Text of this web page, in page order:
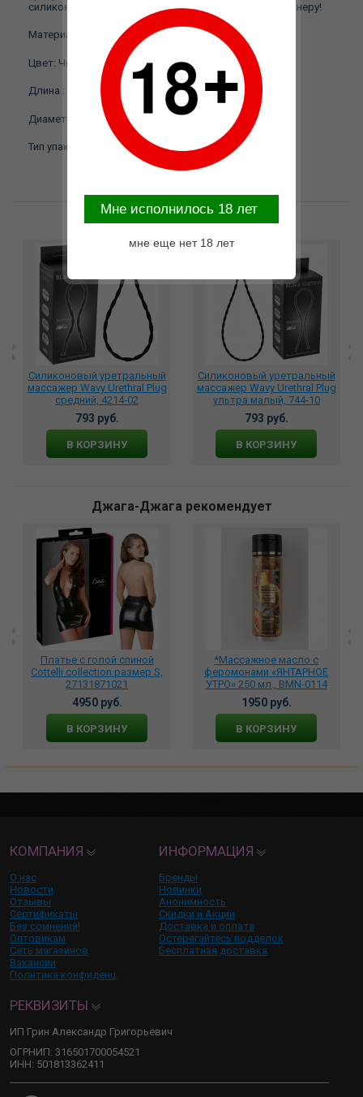
силикона доставит удовольствие вам и вашему партнеру!
Материал: Силикон
Цвет: Черный
Длина : 30 см.
Диаметр: 1 см.
Тип упаковки: Блистер
Возможные варианты замены
Силиконовый уретральный
массажер Wavy Urethral Plug
средний, 4214-02
793 руб.
В КОРЗИНУ
Силиконовый уретральный
массажер Wavy Urethral Plug
ультра малый, 744-10
793 руб.
В КОРЗИНУ
Джага-Джага рекомендует
Платье с голой спиной
Сottelli collection размер S,
27131871021
4950 руб.
В КОРЗИНУ
*Массажное масло с
феромонами «ЯНТАРНОЕ
УТРО» 250 мл., BMN-0114
1950 руб.
В КОРЗИНУ
КОМПАНИЯ
О нас
Новости
Отзывы
Сертификаты
Без сомнений!
Оптовикам
Сеть магазинов
Вакансии
Политика конфиденц.
ИНФОРМАЦИЯ
Бренды
Новинки
Анонимность
Скидки и Акции
Доставка и оплата
Остерегайтесь подделок
Бесплатная доставка
РЕКВИЗИТЫ
ИП Грин Александр Григорьевич
ОГРНИП: 316501700054521
ИНН: 501813362411
Mне исполнилось 18 лет
мне еще нет 18 лет